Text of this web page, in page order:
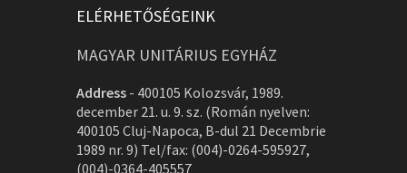
ELÉRHETŐSÉGEINK
MAGYAR UNITÁRIUS EGYHÁZ
Address - 400105 Kolozsvár, 1989.
december 21. u. 9. sz. (Román nyelven:
400105 Cluj-Napoca, B-dul 21 Decembrie
1989 nr. 9) Tel/fax: (004)-0264-595927,
(004)-0364-405557